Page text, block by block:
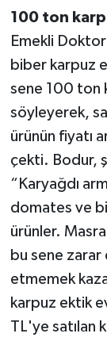
100 ton
Emekli
biber karpuz
sene 100 ton
söyleyerek,
ürünün fiyatı
çekti. Bodur,
“Karyağdı
domates ve
ürünler.
bu sene
etmemek
karpuz ektik
TL'ye satılan